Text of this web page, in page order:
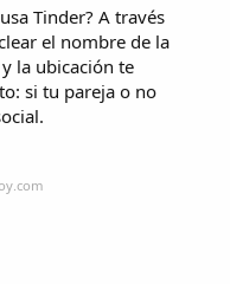
Tinder? A través
el nombre de la
la ubicación te
si tu pareja o no